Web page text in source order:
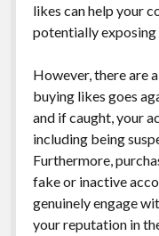
likes can help your
potentially exposing
However, there are
buying likes goes
and if caught, your
including being
Furthermore,
fake or inactive
genuinely engage
your reputation in